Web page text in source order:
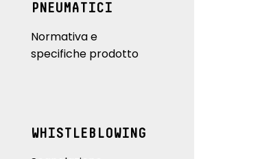
PNEUMATICI
Normativa e
specifiche prodotto
WHISTLEBLOWING